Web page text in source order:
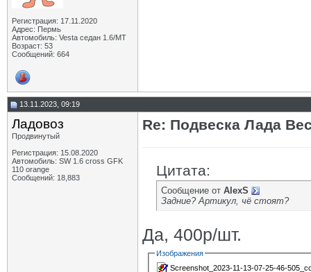
Регистрация: 17.11.2020
Адрес: Пермь
Автомобиль: Vesta седан 1.6/МТ
Возраст: 53
Сообщений: 664
13.11.2023, 09:19
Ладовоз
Продвинутый
Регистрация: 15.08.2020
Автомобиль: SW 1.6 cross GFK
110 orange
Сообщений: 18,883
Re: Подвеска Лада
Цитата:
Сообщение от AlexS
Задние? Артикул, чё стоят?
Да, 400р/шт.
Изображения
Screenshot_2023-11-13-07-25-46-